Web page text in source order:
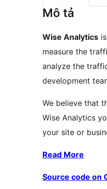
Mô tả
Wise Analytics
measure the
analyze the
development
We believe that
Wise Analytics
your site or
Read More
Source code on